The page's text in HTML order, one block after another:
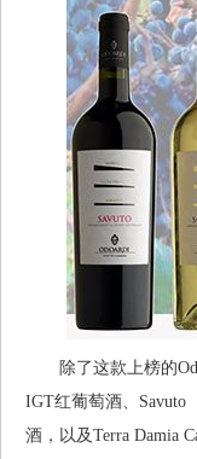
除了这款上榜的
IGT红葡萄酒、Savuto
酒，以及Terra Damia